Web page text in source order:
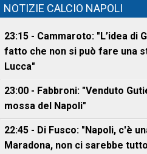
NOTIZIE CALCIO NAPOLI
23:15 - Cammaroto: "L’idea di
fatto che non si può fare una
Lucca"
23:00 - Fabbroni: "Venduto
mossa del Napoli"
22:45 - Di Fusco: "Napoli, c'è
Maradona, non ci sarebbe